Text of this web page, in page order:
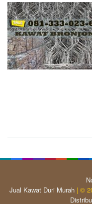
Jual Kawat Duri Murah| ©